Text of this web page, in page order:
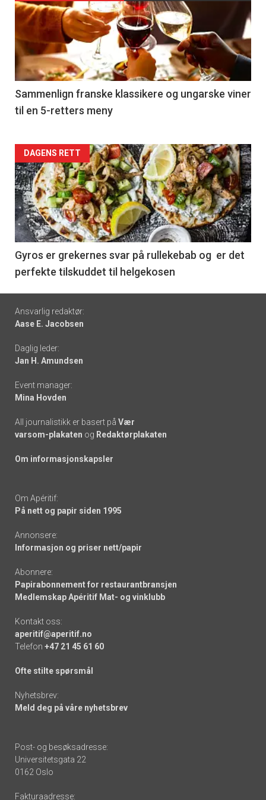
akkurat
nå
-
5
Sammenlign franske klassikere og ungarske viner
til en 5-retters meny
Forsiden
akkurat
nå
-
6
DAGENS RETT
Gyros er grekernes svar på rullekebab og er det
perfekte tilskuddet til helgekosen
Footer
-
links
Ansvarlig redaktør:
Aase E. Jacobsen
Daglig leder:
Jan H. Amundsen
Event manager:
Mina Hovden
All journalistikk er basert på Vær
varsom-plakaten og Redaktørplakaten
Om informasjonskapsler
Om Apéritif:
På nett og papir siden 1995
Annonsere:
Informasjon og priser nett/papir
Abonnere:
Papirabonnement for restaurantbransjen
Medlemskap Apéritif Mat- og vinklubb
Kontakt oss:
aperitif@aperitif.no
Telefon +47 21 45 61 60
Ofte stilte spørsmål
Nyhetsbrev:
Meld deg på våre nyhetsbrev
Post- og besøksadresse:
Universitetsgata 22
0162 Oslo
Fakturaadresse: